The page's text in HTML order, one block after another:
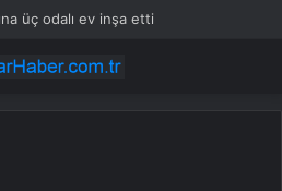
üç odalı ev inşa etti